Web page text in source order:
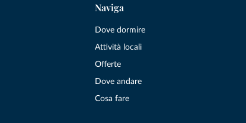
Naviga
Dove dormire
Attività locali
Offerte
Dove andare
Cosa fare